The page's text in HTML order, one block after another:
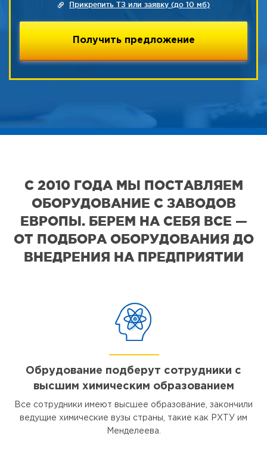
Прикрепить ТЗ или заявку (до 10 мб)
С 2010 ГОДА МЫ ПОСТАВЛЯЕМ
ОБОРУДОВАНИЕ С ЗАВОДОВ
ЕВРОПЫ. БЕРЕМ НА СЕБЯ ВСЕ —
ОТ ПОДБОРА ОБОРУДОВАНИЯ ДО
ВНЕДРЕНИЯ НА ПРЕДПРИЯТИИ
Обрудование подберут сотрудники с
высшим химическим образованием
Все сотрудники имеют высшее образование, закончили
ведущие химические вузы страны, такие как РХТУ им
Менделеева.